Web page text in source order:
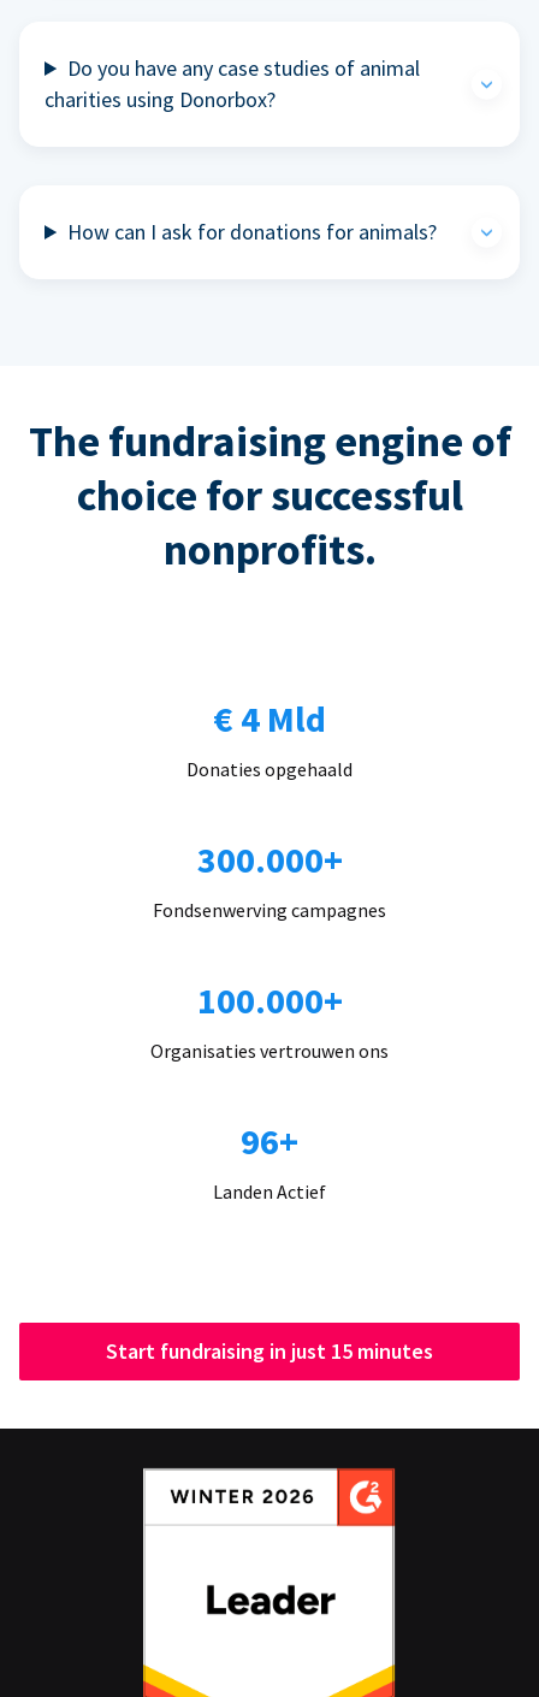
Do you have any case studies of animal
charities using Donorbox?
How can I ask for donations for animals?
The fundraising engine of
choice for successful
nonprofits.
€ 4 Mld
Donaties opgehaald
300.000+
Fondsenwerving campagnes
100.000+
Organisaties vertrouwen ons
96+
Landen Actief
Start fundraising in just 15 minutes